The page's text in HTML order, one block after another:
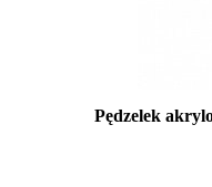
Pędzelek